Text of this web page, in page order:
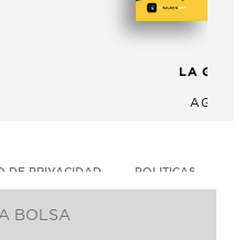
BOLSA
LA
DE PRIVACIDAD POLITICAS